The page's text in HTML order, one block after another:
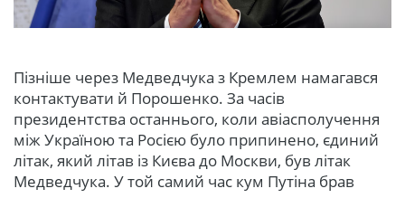
Пізніше через Медведчука з Кремлем намагався
контактувати й Порошенко. За часів
президентства останнього, коли авіасполучення
між Україною та Росією було припинено, єдиний
літак, який літав із Києва до Москви, був літак
Медведчука. У той самий час кум Путіна брав